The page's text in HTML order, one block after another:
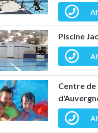
Piscine
Centre de